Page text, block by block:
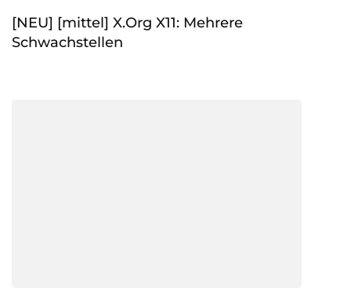
[NEU] [mittel] X.Org X11: Mehrere
Schwachstellen